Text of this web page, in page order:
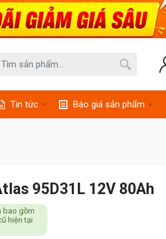
Tin tức Báo giá sản phẩm
95D31L 12V 80Ah
bao gồm
hiện tại